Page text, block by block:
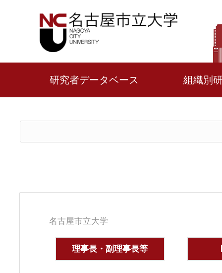
研究者データベース 組織別
名古屋市立大学
理事長・副理事長等